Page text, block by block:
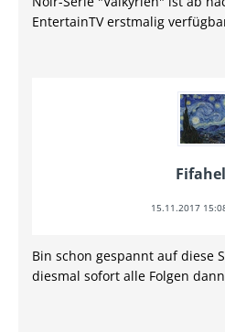
EntertainTV erstmalig
15.11.2017
Bin schon gespannt auf diese
diesmal sofort alle Folgen